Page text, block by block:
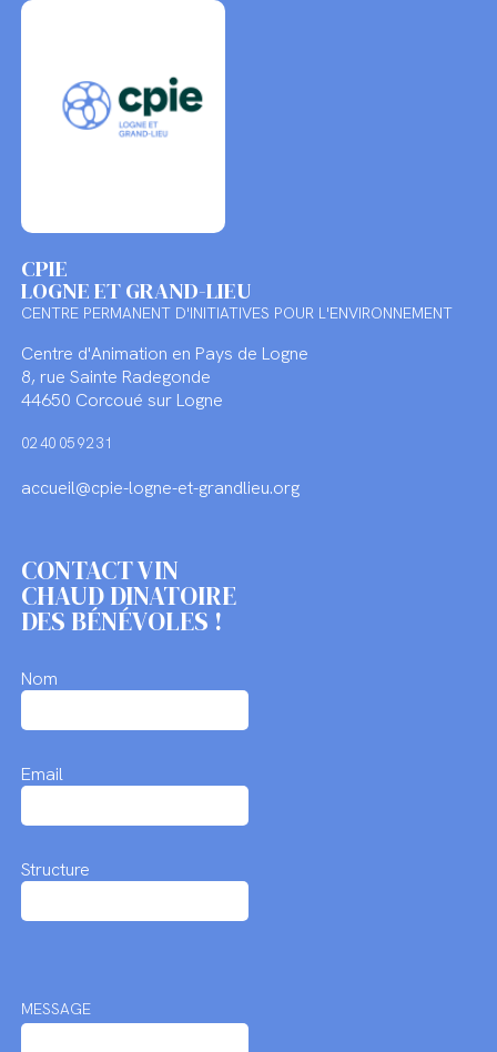
CPIE
LOGNE ET GRAND-LIEU
CENTRE PERMANENT D'INITIATIVES POUR L'ENVIRONNEMENT
Centre d'Animation en Pays de Logne
8, rue Sainte Radegonde
44650 Corcoué sur Logne
02 40 05 92 31
accueil@cpie-logne-et-grandlieu.org
CONTACT VIN
CHAUD DINATOIRE
DES BÉNÉVOLES !
Nom
Email
Structure
MESSAGE